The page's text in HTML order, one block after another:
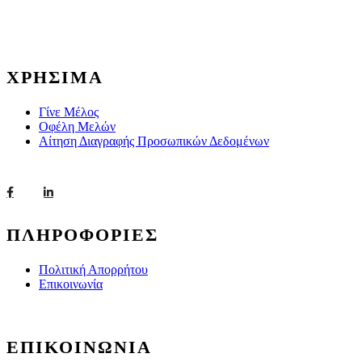
ΧΡΗΣΙΜΑ
Γίνε Μέλος
Οφέλη Μελών
Αίτηση Διαγραφής Προσωπικών Δεδομένων
ΠΛΗΡΟΦΟΡΙΕΣ
Πολιτική Απορρήτου
Επικοινωνία
ΕΠΙΚΟΙΝΩΝΙΑ